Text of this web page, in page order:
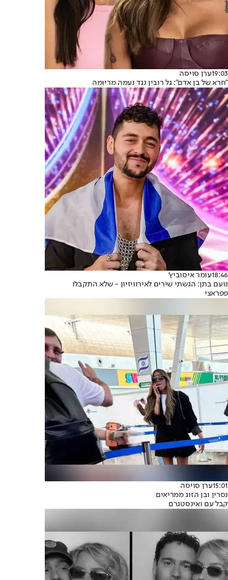
19:03ערן סויסה
"חרא של בן אדם": גל רובין נגד נעמה מריומה
18:46עומר איסוביץ'
נועם בתן: הגשתי שירים לאירוויזיון - שלא התקבלו
פפראצי
15:01ערן סויסה
נסרין ובן הזוג ממריאים
קבל עם ואינסטגרם